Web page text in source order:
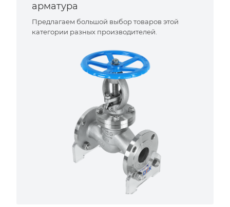
арматура
Предлагаем большой выбор товаров этой
категории разных производителей.